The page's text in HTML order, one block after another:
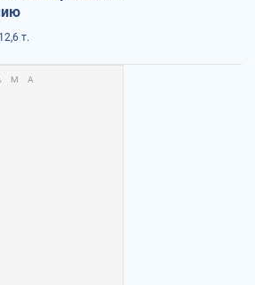
12,6 т.